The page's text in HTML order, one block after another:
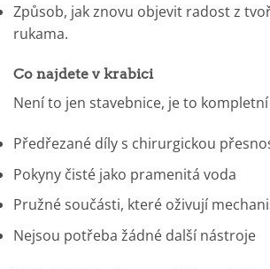
Způsob, jak znovu objevit radost z
rukama.
Co najdete v krabici
Není to jen stavebnice, je to
Předřezané díly s chirurgickou
Pokyny čisté jako pramenitá voda
Pružné součásti, které oživují
Nejsou potřeba žádné další nástroje